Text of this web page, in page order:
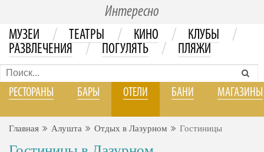
Интересно
МУЗЕИ / ТЕАТРЫ / КИНО / КЛУБЫ /
РАЗВЛЕЧЕНИЯ / ПОГУЛЯТЬ / ПЛЯЖИ
РЕСТОРАНЫ БАРЫ ОТЕЛИ БАНИ МАГАЗИНЫ
Главная Алушта Отдых в Лазурном Гостиницы